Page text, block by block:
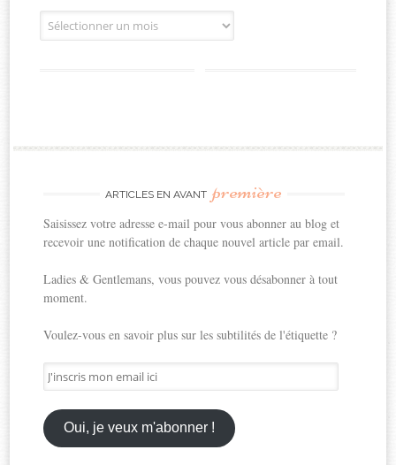
Archives
ARTICLES EN AVANT première
Saisissez votre adresse e-mail pour vous abonner au blog et
recevoir une notification de chaque nouvel article par email.
Ladies & Gentlemans, vous pouvez vous désabonner à tout
moment.
Voulez-vous en savoir plus sur les subtilités de l'étiquette ?
J'inscris
mon
email
ici
Oui, je veux m'abonner !